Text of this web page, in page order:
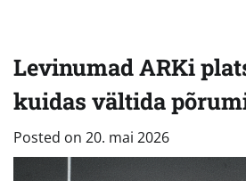
Levinumad ARKi
kuidas vältida
Posted on 20. mai 2026